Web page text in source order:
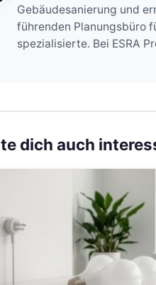
Gebäudesanierung und
führenden Planungsbüro
spezialisierte. Bei ESRA
dich auch